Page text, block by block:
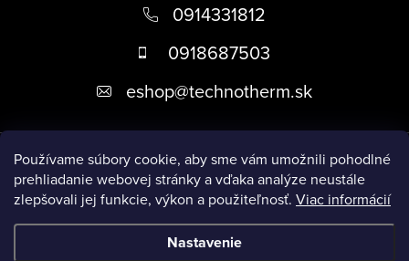
Používame súbory cookie, aby sme vám umožnili pohodlné
prehliadanie webovej stránky a vďaka analýze neustále
zlepšovali jej funkcie, výkon a použiteľnosť. Viac informácií
Nastavenie
i
0914331812
0918687503
eshop@technotherm.sk
Informácie
Prijímame online platby